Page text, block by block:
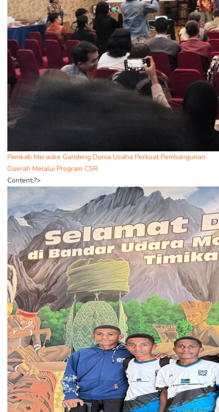
Pemkab Merauke Gandeng Dunia Usaha Perkuat Pembangunan
Daerah Melalui Program CSR
Content;?>